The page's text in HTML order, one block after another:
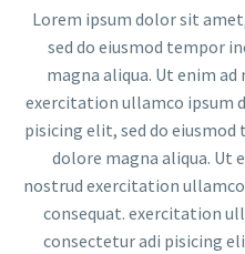
Lorem ipsum dolor sit
sed do eiusmod tempor
magna aliqua. Ut enim
exercitation ullamco ipsum
pisicing elit, sed do
dolore magna aliqua. Ut
nostrud exercitation
consequat. exercitation
consectetur adi pisicing